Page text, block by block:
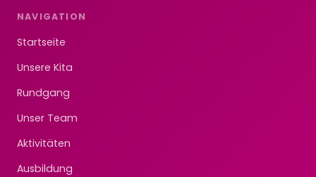
NAVIGATION
Startseite
Unsere Kita
Rundgang
Unser Team
Aktivitäten
Ausbildung